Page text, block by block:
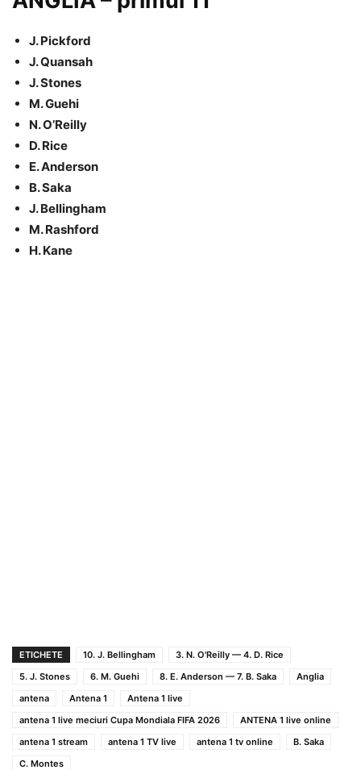
J. Pickford
J. Quansah
J. Stones
M. Guehi
N. O’Reilly
D. Rice
E. Anderson
B. Saka
J. Bellingham
M. Rashford
H. Kane
ETICHETE 10. J. Bellingham
3. N. O'Reilly — 4. D. Rice
5. J. Stones
6. M. Guehi 8. E. Anderson — 7. B. Saka
Anglia
antena
Antena 1
Antena 1 live
antena 1 live meciuri Cupa Mondiala FIFA 2026
ANTENA 1 live online
antena 1 stream
antena 1 TV live antena 1 tv online
B. Saka
C. Montes